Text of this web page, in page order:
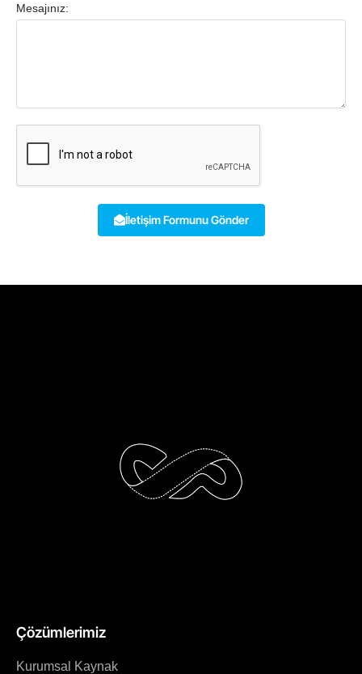
Mesajınız:
İletişim Formunu Gönder
Çözümlerimiz
Kurumsal Kaynak